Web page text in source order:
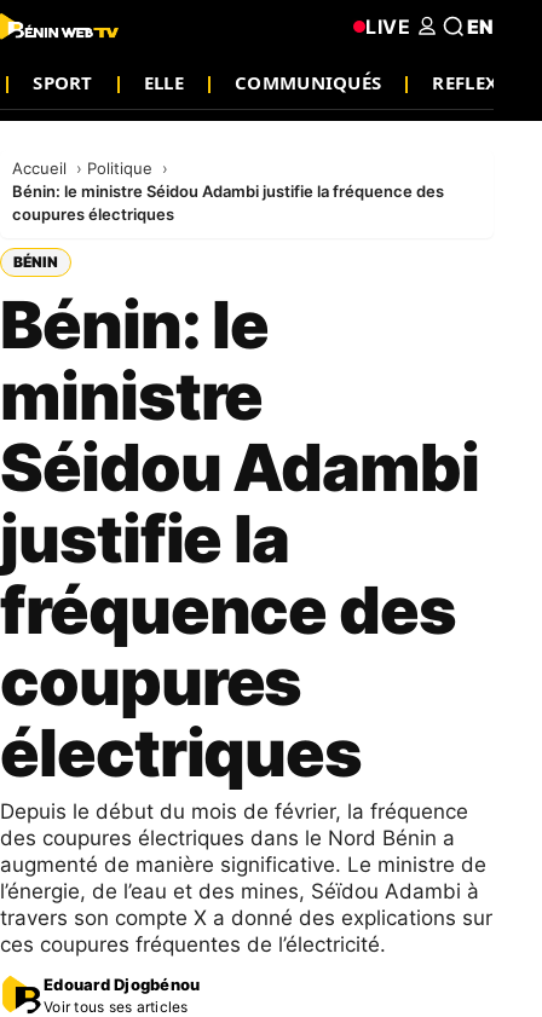
SPORT ELLE COMMUNIQUÉS REFLEXION
LIVE EN
Accueil
Politique
Bénin: le ministre Séidou Adambi justifie la fréquence des
coupures électriques
BÉNIN
Bénin: le
ministre
Séidou Adambi
justifie la
fréquence des
coupures
électriques
Depuis le début du mois de février, la fréquence
des coupures électriques dans le Nord Bénin a
augmenté de manière significative. Le ministre de
l’énergie, de l’eau et des mines, Séïdou Adambi à
travers son compte X a donné des explications sur
ces coupures fréquentes de l’électricité.
Edouard Djogbénou
Voir tous ses articles